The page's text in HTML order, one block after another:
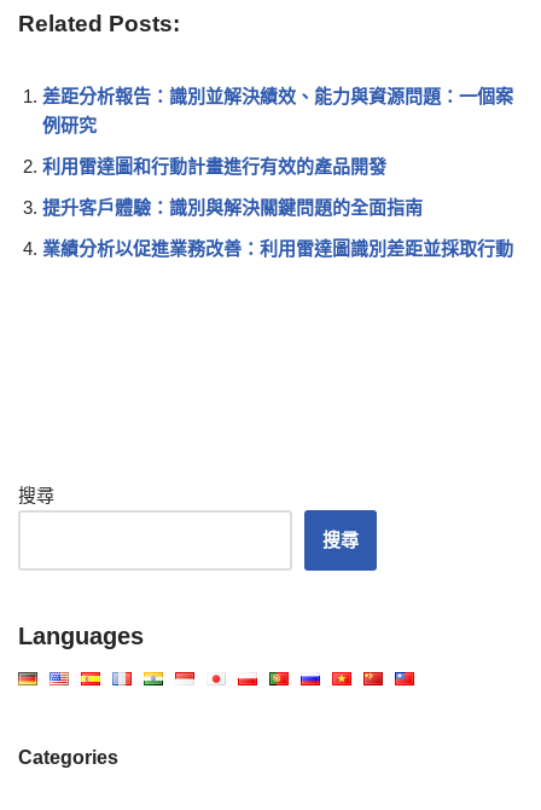
Related Posts:
差距分析報告：識別並解決績效、能力與資源問題：一個案
例研究
利用雷達圖和行動計畫進行有效的產品開發
提升客戶體驗：識別與解決關鍵問題的全面指南
業績分析以促進業務改善：利用雷達圖識別差距並採取行動
搜尋
搜尋
Languages
Categories